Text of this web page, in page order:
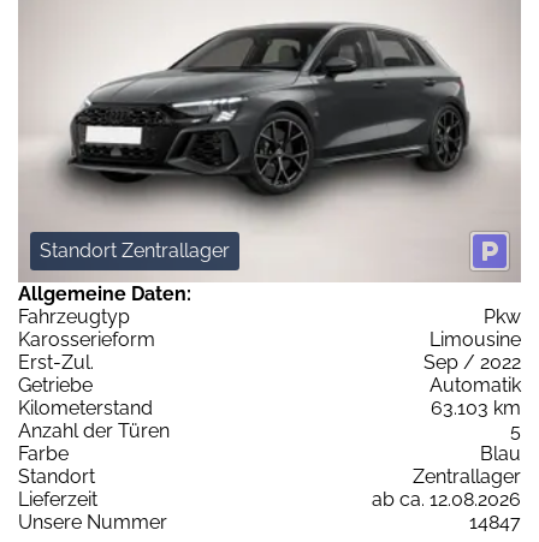
Standort Zentrallager
Allgemeine Daten:
Fahrzeugtyp
Pkw
Karosserieform
Limousine
Erst-Zul.
Sep / 2022
Getriebe
Automatik
Kilometerstand
63.103 km
Anzahl der Türen
5
Farbe
Blau
Standort
Zentrallager
Lieferzeit
ab ca. 12.08.2026
Unsere Nummer
14847